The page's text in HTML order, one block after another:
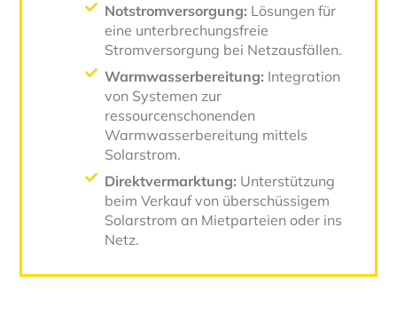
Notstromversorgung: Lösungen für
eine unterbrechungsfreie
Stromversorgung bei Netzausfällen.
Warmwasserbereitung: Integration
von Systemen zur
ressourcenschonenden
Warmwasserbereitung mittels
Solarstrom.
Direktvermarktung: Unterstützung
beim Verkauf von überschüssigem
Solarstrom an Mietparteien oder ins
Netz.